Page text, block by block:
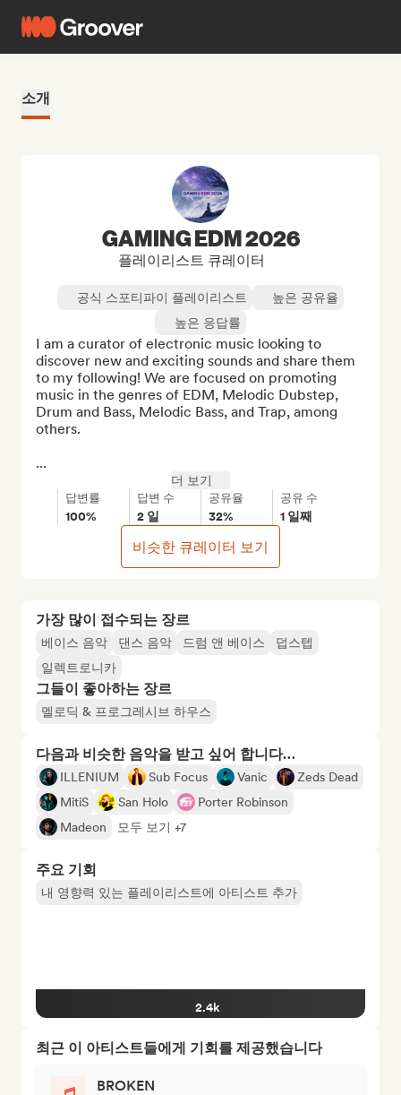
소개
가장 많이 접수되는 장르
베이스 음악 댄스 음악 드럼 앤 베이스
덥스텝
일렉트로니카
그들이 좋아하는 장르
멜로딕 & 프로그레시브 하우스
다음과 비슷한 음악을 받고 싶어 합니다…
ILLENIUM Sub Focus Vanic
Zeds Dead
MitiS
San Holo
Porter Robinson
Madeon
모두 보기 +7
주요 기회
내 영향력 있는 플레이리스트에 아티스트 추가
2.4k
최근 이 아티스트들에게 기회를 제공했습니다
BROKEN
GAMING EDM 2026
플레이리스트 큐레이터
공식 스포티파이 플레이리스트
높은 공유율
높은 응답률
I am a curator of electronic music looking to
discover new and exciting sounds and share them
to my following! We are focused on promoting
music in the genres of EDM, Melodic Dubstep,
Drum and Bass, Melodic Bass, and Trap, among
others.
...
더 보기
답변률
100%
답변 수
2 일
공유율
32%
공유 수
1 일째
비슷한 큐레이터 보기